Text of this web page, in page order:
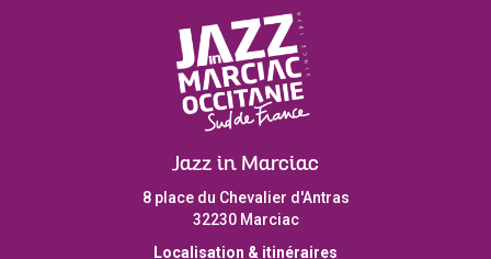
Jazz in Marciac
8 place du Chevalier d'Antras
32230 Marciac
Localisation & itinéraires